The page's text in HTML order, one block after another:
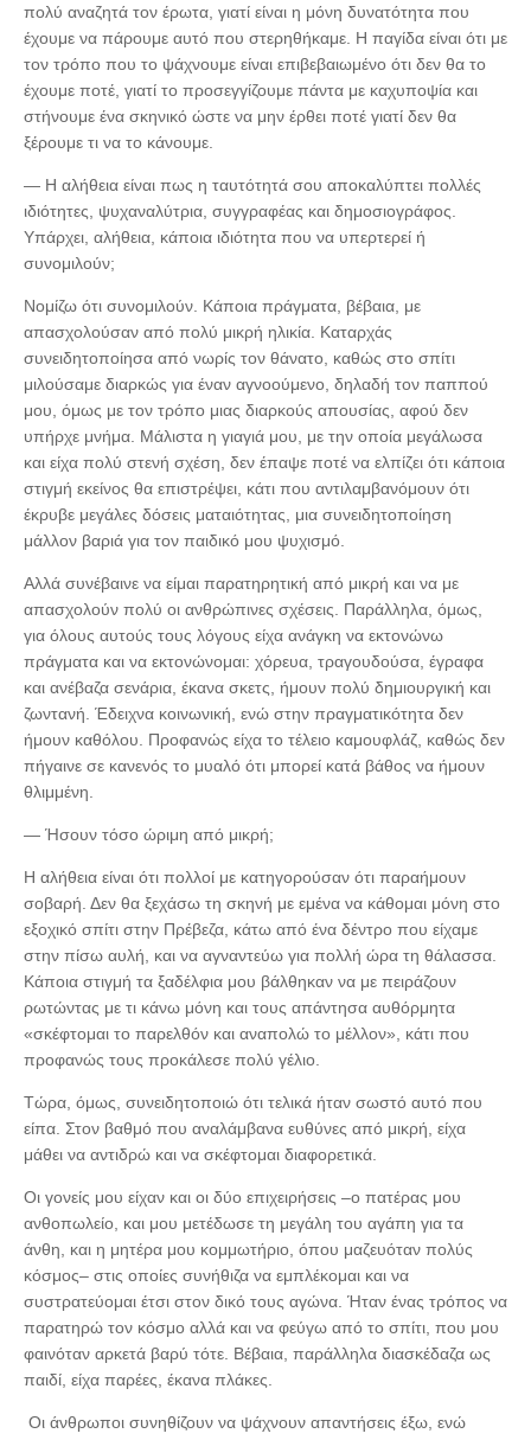
πολύ αναζητά τον έρωτα, γιατί είναι η μόνη δυνατότητα που
έχουμε να πάρουμε αυτό που στερηθήκαμε. Η παγίδα είναι ότι με
τον τρόπο που το ψάχνουμε είναι επιβεβαιωμένο ότι δεν θα το
έχουμε ποτέ, γιατί το προσεγγίζουμε πάντα με καχυποψία και
στήνουμε ένα σκηνικό ώστε να μην έρθει ποτέ γιατί δεν θα
ξέρουμε τι να το κάνουμε.
— Η αλήθεια είναι πως η ταυτότητά σου αποκαλύπτει πολλές
ιδιότητες, ψυχαναλύτρια, συγγραφέας και δημοσιογράφος.
Υπάρχει, αλήθεια, κάποια ιδιότητα που να υπερτερεί ή
συνομιλούν;
Νομίζω ότι συνομιλούν. Κάποια πράγματα, βέβαια, με
απασχολούσαν από πολύ μικρή ηλικία. Καταρχάς
συνειδητοποίησα από νωρίς τον θάνατο, καθώς στο σπίτι
μιλούσαμε διαρκώς για έναν αγνοούμενο, δηλαδή τον παππού
μου, όμως με τον τρόπο μιας διαρκούς απουσίας, αφού δεν
υπήρχε μνήμα. Μάλιστα η γιαγιά μου, με την οποία μεγάλωσα
και είχα πολύ στενή σχέση, δεν έπαψε ποτέ να ελπίζει ότι κάποια
στιγμή εκείνος θα επιστρέψει, κάτι που αντιλαμβανόμουν ότι
έκρυβε μεγάλες δόσεις ματαιότητας, μια συνειδητοποίηση
μάλλον βαριά για τον παιδικό μου ψυχισμό.
Αλλά συνέβαινε να είμαι παρατηρητική από μικρή και να με
απασχολούν πολύ οι ανθρώπινες σχέσεις. Παράλληλα, όμως,
για όλους αυτούς τους λόγους είχα ανάγκη να εκτονώνω
πράγματα και να εκτονώνομαι: χόρευα, τραγουδούσα, έγραφα
και ανέβαζα σενάρια, έκανα σκετς, ήμουν πολύ δημιουργική και
ζωντανή. Έδειχνα κοινωνική, ενώ στην πραγματικότητα δεν
ήμουν καθόλου. Προφανώς είχα το τέλειο καμουφλάζ, καθώς δεν
πήγαινε σε κανενός το μυαλό ότι μπορεί κατά βάθος να ήμουν
θλιμμένη.
— Ήσουν τόσο ώριμη από μικρή;
Η αλήθεια είναι ότι πολλοί με κατηγορούσαν ότι παραήμουν
σοβαρή. Δεν θα ξεχάσω τη σκηνή με εμένα να κάθομαι μόνη στο
εξοχικό σπίτι στην Πρέβεζα, κάτω από ένα δέντρο που είχαμε
στην πίσω αυλή, και να αγναντεύω για πολλή ώρα τη θάλασσα.
Κάποια στιγμή τα ξαδέλφια μου βάλθηκαν να με πειράζουν
ρωτώντας με τι κάνω μόνη και τους απάντησα αυθόρμητα
«σκέφτομαι το παρελθόν και αναπολώ το μέλλον», κάτι που
προφανώς τους προκάλεσε πολύ γέλιο.
Τώρα, όμως, συνειδητοποιώ ότι τελικά ήταν σωστό αυτό που
είπα. Στον βαθμό που αναλάμβανα ευθύνες από μικρή, είχα
μάθει να αντιδρώ και να σκέφτομαι διαφορετικά.
Οι γονείς μου είχαν και οι δύο επιχειρήσεις ‒ο πατέρας μου
ανθοπωλείο, και μου μετέδωσε τη μεγάλη του αγάπη για τα
άνθη, και η μητέρα μου κομμωτήριο, όπου μαζευόταν πολύς
κόσμος‒ στις οποίες συνήθιζα να εμπλέκομαι και να
συστρατεύομαι έτσι στον δικό τους αγώνα. Ήταν ένας τρόπος να
παρατηρώ τον κόσμο αλλά και να φεύγω από το σπίτι, που μου
φαινόταν αρκετά βαρύ τότε. Βέβαια, παράλληλα διασκέδαζα ως
παιδί, είχα παρέες, έκανα πλάκες.
Οι άνθρωποι συνηθίζουν να ψάχνουν απαντήσεις έξω, ενώ